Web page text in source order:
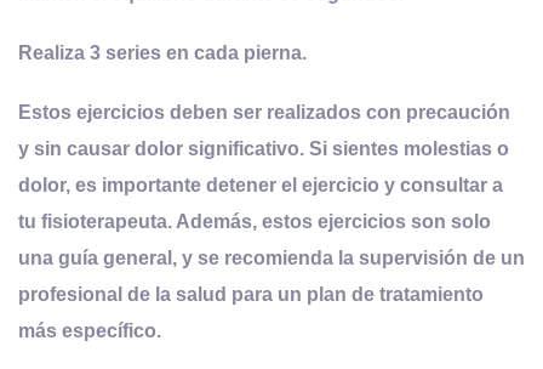
Realiza 3 series en cada pierna.
Estos ejercicios deben ser realizados con precaución
y sin causar dolor significativo. Si sientes molestias o
dolor, es importante detener el ejercicio y consultar a
tu fisioterapeuta. Además, estos ejercicios son solo
una guía general, y se recomienda la supervisión de un
profesional de la salud para un plan de tratamiento
más específico.